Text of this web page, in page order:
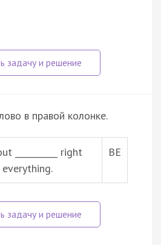
в правой колонке.
__________ right
BE